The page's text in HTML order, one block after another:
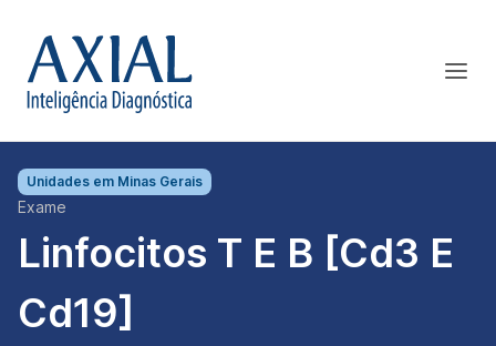
Unidades em Minas Gerais
Exame
Linfocitos T E B [cd3 E
Cd19]